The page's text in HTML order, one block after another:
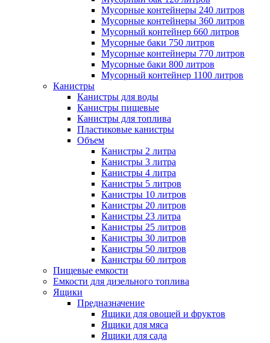
Мусорные контейнеры 240 литров
Мусорные контейнеры 360 литров
Мусорный контейнер 660 литров
Мусорные баки 750 литров
Мусорные контейнеры 770 литров
Мусорные баки 800 литров
Мусорный контейнер 1100 литров
Канистры
Канистры для воды
Канистры пищевые
Канистры для топлива
Пластиковые канистры
Объем
Канистры 2 литра
Канистры 3 литра
Канистры 4 литра
Канистры 5 литров
Канистры 10 литров
Канистры 20 литров
Канистры 23 литра
Канистры 25 литров
Канистры 30 литров
Канистры 50 литров
Канистры 60 литров
Пищевые емкости
Емкости для дизельного топлива
Ящики
Предназначение
Ящики для овощей и фруктов
Ящики для мяса
Ящики для сада